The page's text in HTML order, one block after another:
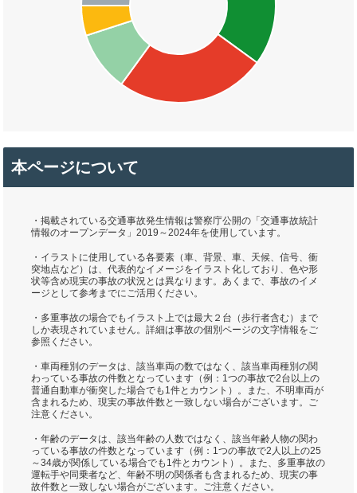
本ページについて
・掲載されている交通事故発生情報は警察庁公開の「交通事故統計
情報のオープンデータ」2019～2024年を使用しています。
・イラストに使用している各要素（車、背景、車、天候、信号、衝
突地点など）は、代表的なイメージをイラスト化しており、色や形
状等含め現実の事故の状況とは異なります。あくまで、事故のイメ
ージとして参考までにご活用ください。
・多重事故の場合でもイラスト上では最大２台（歩行者含む）まで
しか表現されていません。詳細は事故の個別ページの文字情報をご
参照ください。
・車両種別のデータは、該当車両の数ではなく、該当車両種別の関
わっている事故の件数となっています（例：1つの事故で2台以上の
普通自動車が衝突した場合でも1件とカウント）。また、不明車両が
含まれるため、現実の事故件数と一致しない場合がございます。ご
注意ください。
・年齢のデータは、該当年齢の人数ではなく、該当年齢人物の関わ
っている事故の件数となっています（例：1つの事故で2人以上の25
～34歳が関係している場合でも1件とカウント）。また、多重事故の
運転手や同乗者など、年齢不明の関係者も含まれるため、現実の事
故件数と一致しない場合がございます。ご注意ください。